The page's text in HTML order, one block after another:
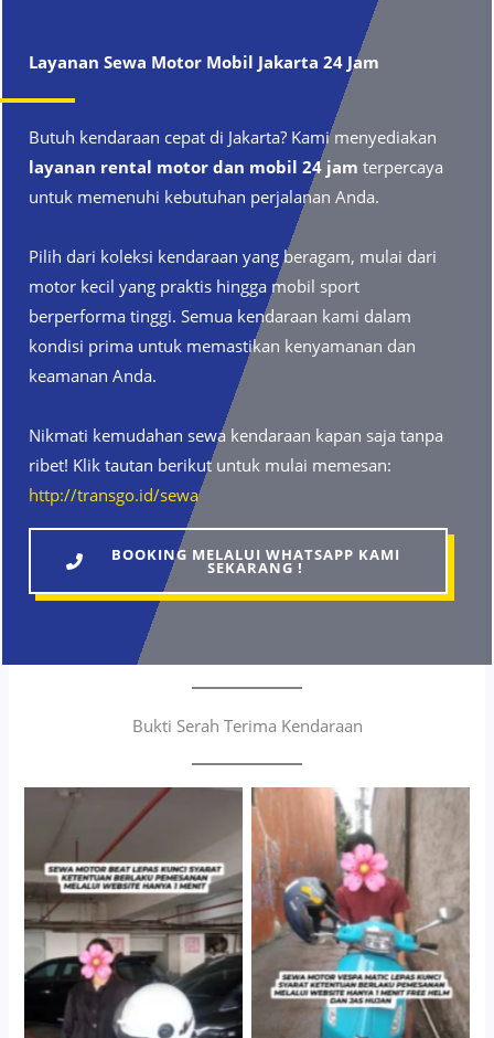
Layanan Sewa Motor Mobil Jakarta24 Jam
Butuh kendaraan cepat di Jakarta? Kami menyediakan
layanan rental motor dan mobil 24 jam terpercaya
untuk memenuhi kebutuhan perjalanan Anda.
Pilih dari koleksi kendaraan yang beragam, mulai dari
motor kecil yang praktis hingga mobil sport
berperforma tinggi. Semua kendaraan kami dalam
kondisi prima untuk memastikan kenyamanan dan
keamanan Anda.
Nikmati kemudahan sewa kendaraan kapan saja tanpa
ribet! Klik tautan berikut untuk mulai memesan:
http://transgo.id/sewa
BOOKING MELALUI WHATSAPP KAMI
SEKARANG !
Bukti Serah Terima Kendaraan
Cityplaza Jatinegara
Gedung Parkir P6A
Antar Jemput Kendaraan